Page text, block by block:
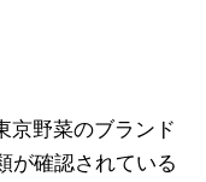
野菜のブランド
が確認されている